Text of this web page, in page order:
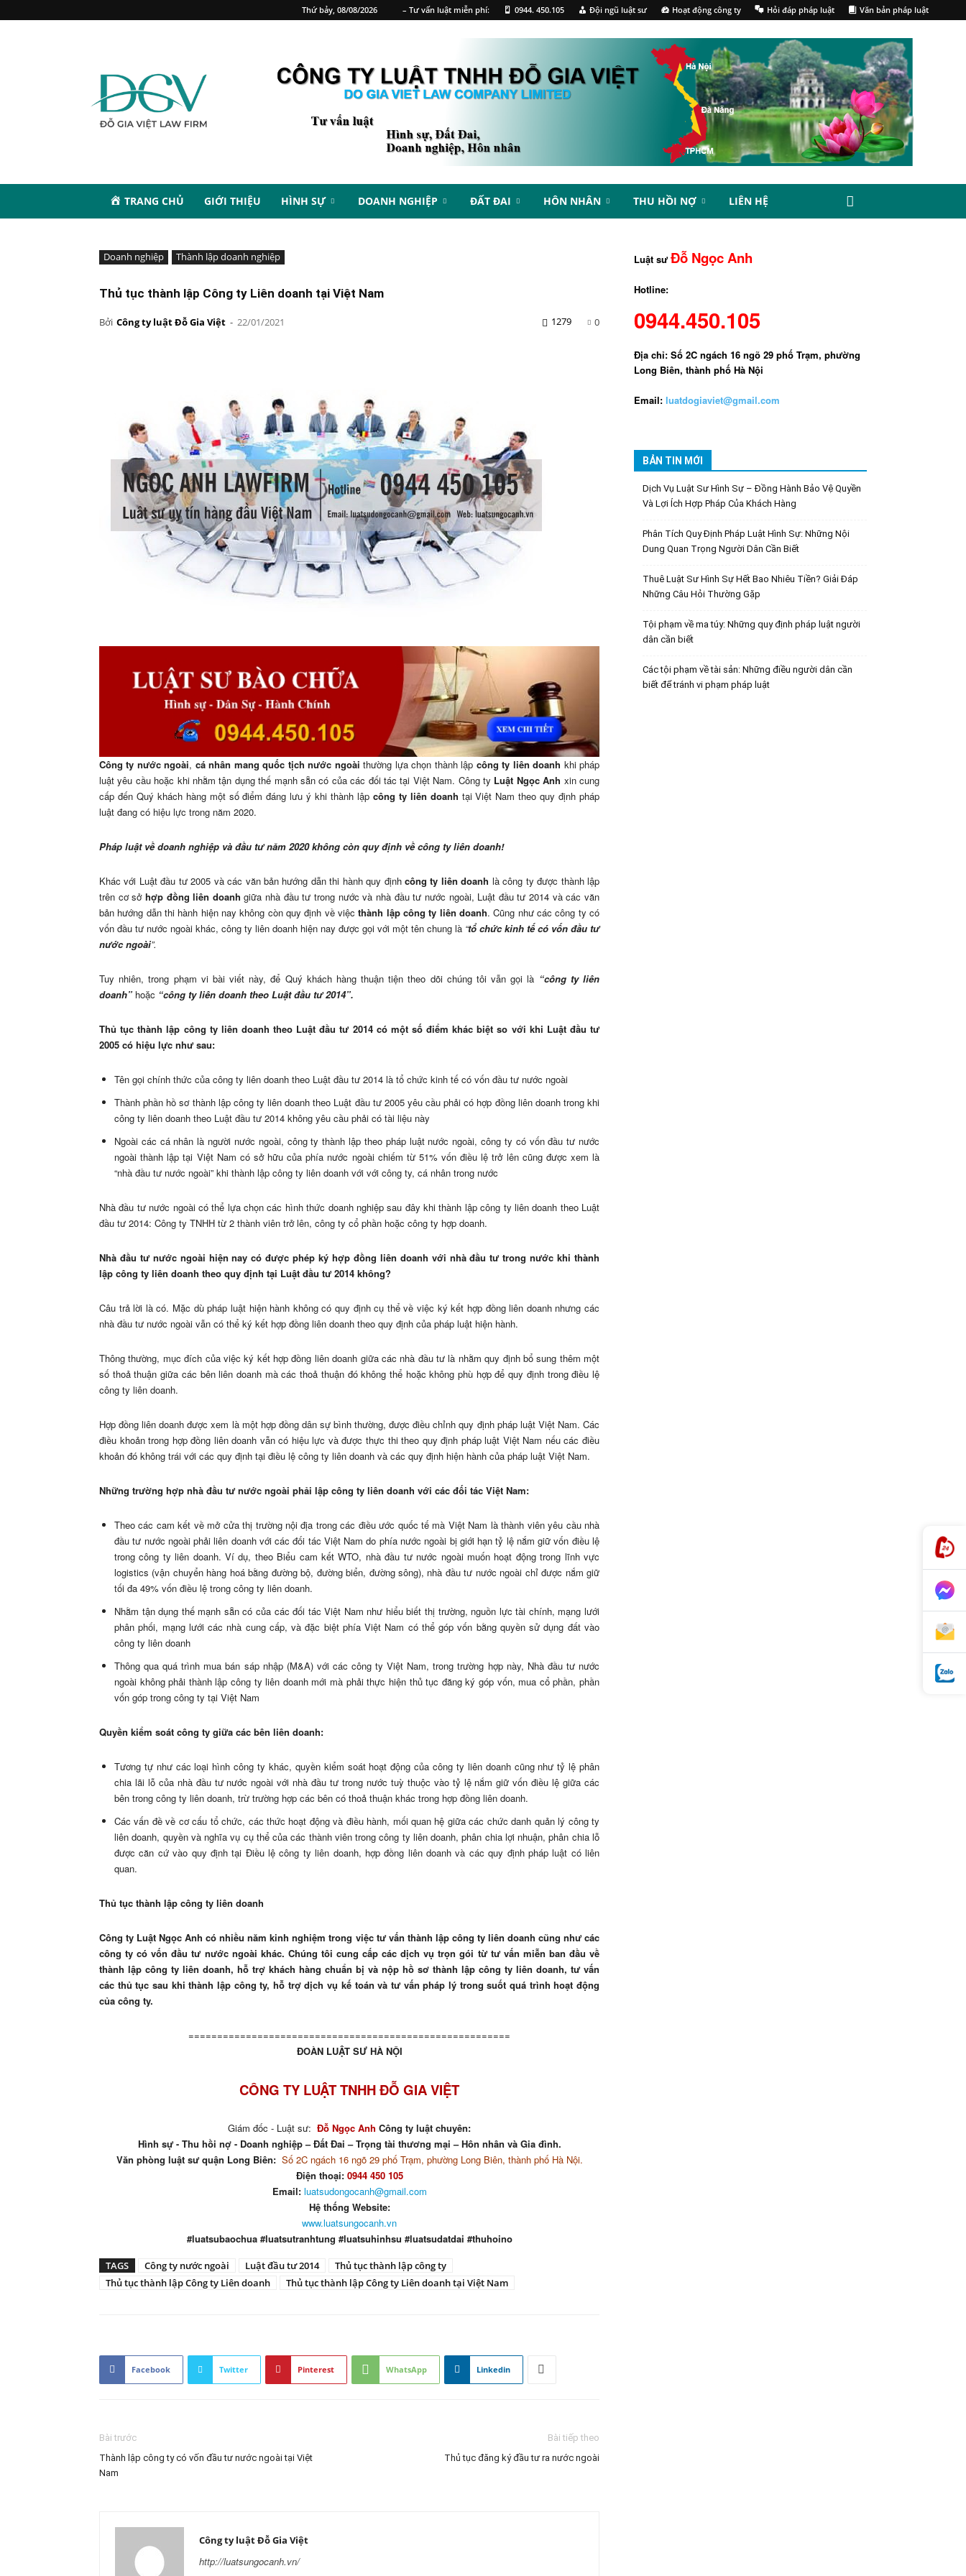
Thứ bảy, 08/08/2026 – Tư vấn luật miễn phí: 0944. 450.105 Đội ngũ luật sư Hoạt động công ty Hỏi đáp pháp luật Văn bản pháp luật
TRANG CHỦ GIỚI THIỆU HÌNH SỰ DOANH NGHIỆP ĐẤT ĐAI HÔN NHÂN THU HỒI NỢ LIÊN HỆ
Doanh nghiệp Thành lập doanh nghiệp
Thủ tục thành lập Công ty Liên doanh tại Việt Nam
Bởi Công ty luật Đỗ Gia Việt - 22/01/2021 0
1279
Công ty nước ngoài, cá nhân mang quốc tịch nước ngoài thường lựa chọn thành lập công ty liên doanh khi pháp
luật yêu cầu hoặc khi nhằm tận dụng thế mạnh sẵn có của các đối tác tại Việt Nam. Công ty Luật Ngọc Anh xin cung
cấp đến Quý khách hàng một số điểm đáng lưu ý khi thành lập công ty liên doanh tại Việt Nam theo quy định pháp
luật đang có hiệu lực trong năm 2020.
Pháp luật về doanh nghiệp và đầu tư năm 2020 không còn quy định về công ty liên doanh!
Khác với Luật đầu tư 2005 và các văn bản hướng dẫn thi hành quy địnhcông ty liên doanh là công ty được thành lập
trên cơ sở hợp đồng liên doanh giữa nhà đầu tư trong nước và nhà đầu tư nước ngoài, Luật đầu tư 2014 và các văn
bản hướng dẫn thi hành hiện nay không còn quy định về việcthành lập công ty liên doanh. Cũng như các công ty có
vốn đầu tư nước ngoài khác, công ty liên doanh hiện nay được gọi với một tên chung là “tổ chức kinh tế có vốn đầu tư
nước ngoài”.
Tuy nhiên, trong phạm vi bài viết này, để Quý khách hàng thuận tiện theo dõi chúng tôi vẫn gọi là “công ty liên
doanh” hoặc “công ty liên doanh theo Luật đầu tư 2014”.
Thủ tục thành lập công ty liên doanh theo Luật đầu tư 2014 có một số điểm khác biệt so với khi Luật đầu tư
2005 có hiệu lực như sau:
Tên gọi chính thức của công ty liên doanh theo Luật đầu tư 2014 là tổ chức kinh tế có vốn đầu tư nước ngoài
Thành phần hồ sơ thành lập công ty liên doanh theo Luật đầu tư 2005 yêu cầu phải có hợp đồng liên doanh trong khi
công ty liên doanh theo Luật đầu tư 2014 không yêu cầu phải có tài liệu này
Ngoài các cá nhân là người nước ngoài, công ty thành lập theo pháp luật nước ngoài, công ty có vốn đầu tư nước
ngoài thành lập tại Việt Nam có sở hữu của phía nước ngoài chiếm từ 51% vốn điều lệ trở lên cũng được xem là
“nhà đầu tư nước ngoài” khi thành lập công ty liên doanh với với công ty, cá nhân trong nước
Nhà đầu tư nước ngoài có thể lựa chọn các hình thức doanh nghiệp sau đây khi thành lập công ty liên doanh theo Luật
đầu tư 2014: Công ty TNHH từ 2 thành viên trở lên, công ty cổ phần hoặc công ty hợp doanh.
Nhà đầu tư nước ngoài hiện nay có được phép ký hợp đồng liên doanh với nhà đầu tư trong nước khi thành
lập công ty liên doanh theo quy định tại Luật đầu tư 2014 không?
Câu trả lời là có. Mặc dù pháp luật hiện hành không có quy định cụ thể về việc ký kết hợp đồng liên doanh nhưng các
nhà đầu tư nước ngoài vẫn có thể ký kết hợp đồng liên doanh theo quy định của pháp luật hiện hành.
Thông thường, mục đích của việc ký kết hợp đồng liên doanh giữa các nhà đầu tư là nhằm quy định bổ sung thêm một
số thoả thuận giữa các bên liên doanh mà các thoả thuận đó không thể hoặc không phù hợp để quy định trong điều lệ
công ty liên doanh.
Hợp đồng liên doanh được xem là một hợp đồng dân sự bình thường, được điều chỉnh quy định pháp luật Việt Nam. Các
điều khoản trong hợp đồng liên doanh vẫn có hiệu lực và được thực thi theo quy định pháp luật Việt Nam nếu các điều
khoản đó không trái với các quy định tại điều lệ công ty liên doanh và các quy định hiện hành của pháp luật Việt Nam.
Những trường hợp nhà đầu tư nước ngoài phải lập công ty liên doanh với các đối tác Việt Nam:
Theo các cam kết về mở cửa thị trường nội địa trong các điều ước quốc tế mà Việt Nam là thành viên yêu cầu nhà
đầu tư nước ngoài phải liên doanh với các đối tác Việt Nam do phía nước ngoài bị giới hạn tỷ lệ nắm giữ vốn điều lệ
trong công ty liên doanh. Ví dụ, theo Biểu cam kết WTO, nhà đầu tư nước ngoài muốn hoạt động trong lĩnh vực
logistics (vận chuyển hàng hoá bằng đường bộ, đường biển, đường sông), nhà đầu tư nước ngoài chỉ được nắm giữ
tối đa 49% vốn điều lệ trong công ty liên doanh.
Nhằm tận dụng thế mạnh sẵn có của các đối tác Việt Nam như hiểu biết thị trường, nguồn lực tài chính, mạng lưới
phân phối, mạng lưới các nhà cung cấp, và đặc biệt phía Việt Nam có thể góp vốn bằng quyền sử dụng đất vào
công ty liên doanh
Thông qua quá trình mua bán sáp nhập (M&A) với các công ty Việt Nam, trong trường hợp này, Nhà đầu tư nước
ngoài không phải thành lập công ty liên doanh mới mà phải thực hiện thủ tục đăng ký góp vốn, mua cổ phần, phần
vốn góp trong công ty tại Việt Nam
Quyền kiểm soát công ty giữa các bên liên doanh:
Tương tự như các loại hình công ty khác, quyền kiểm soát hoạt động của công ty liên doanh cũng như tỷ lệ phân
chia lãi lỗ của nhà đầu tư nước ngoài với nhà đầu tư trong nước tuỳ thuộc vào tỷ lệ nắm giữ vốn điều lệ giữa các
bên trong công ty liên doanh, trừ trường hợp các bên có thoả thuận khác trong hợp đồng liên doanh.
Các vấn đề về cơ cấu tổ chức, các thức hoạt động và điều hành, mối quan hệ giữa các chức danh quản lý công ty
liên doanh, quyền và nghĩa vụ cụ thể của các thành viên trong công ty liên doanh, phân chia lợi nhuận, phân chia lỗ
được căn cứ vào quy định tại Điều lệ công ty liên doanh, hợp đồng liên doanh và các quy định pháp luật có liên
quan.
Thủ tục thành lập công ty liên doanh
Công ty Luật Ngọc Anh có nhiều năm kinh nghiệm trong việc tư vấn thành lập công ty liên doanh cũng như các
công ty có vốn đầu tư nước ngoài khác. Chúng tôi cung cấp các dịch vụ trọn gói từ tư vấn miễn ban đầu về
thành lập công ty liên doanh, hỗ trợ khách hàng chuẩn bị và nộp hồ sơ thành lập công ty liên doanh, tư vấn
các thủ tục sau khi thành lập công ty, hỗ trợ dịch vụ kế toán và tư vấn pháp lý trong suốt quá trình hoạt động
của công ty.
========================================================
ĐOÀN LUẬT SƯ HÀ NỘI
CÔNG TY LUẬT TNHH ĐỖ GIA VIỆT
Giám đốc - Luật sư: Đỗ Ngọc Anh Công ty luật chuyên:
Hình sự - Thu hồi nợ - Doanh nghiệp – Đất Đai – Trọng tài thương mại – Hôn nhân và Gia đình.
Văn phòng luật sư quận Long Biên: Số 2C ngách 16 ngõ 29 phố Trạm, phường Long Biên, thành phố Hà Nội.
Điện thoại: 0944 450 105
Email: luatsudongocanh@gmail.com
Hệ thống Website:
www.luatsungocanh.vn
#luatsubaochua #luatsutranhtung #luatsuhinhsu #luatsudatdai #thuhoino
TAGS Công ty nước ngoài Luật đầu tư 2014
Thủ tục thành lập công ty
Thủ tục thành lập Công ty Liên doanh
Thủ tục thành lập Công ty Liên doanh tại Việt Nam
Facebook Twitter Pinterest WhatsApp Linkedin
Bài trước
Thành lập công ty có vốn đầu tư nước ngoài tại Việt
Nam
Bài tiếp theo
Thủ tục đăng ký đầu tư ra nước ngoài
Công ty luật Đỗ Gia Việt
http://luatsungocanh.vn/
Luật sưĐỗ Ngọc Anh
Hotline:
0944.450.105
Địa chỉ: Số 2C ngách 16 ngõ 29 phố Trạm, phường
Long Biên, thành phố Hà Nội
Email: luatdogiaviet@gmail.com
BẢN TIN MỚI
Dịch Vụ Luật Sư Hình Sự – Đồng Hành Bảo Vệ Quyền
Và Lợi Ích Hợp Pháp Của Khách Hàng
Phân Tích Quy Định Pháp Luật Hình Sự: Những Nội
Dung Quan Trọng Người Dân Cần Biết
Thuê Luật Sư Hình Sự Hết Bao Nhiêu Tiền? Giải Đáp
Những Câu Hỏi Thường Gặp
Tội phạm về ma túy: Những quy định pháp luật người
dân cần biết
Các tội phạm về tài sản: Những điều người dân cần
biết để tránh vi phạm pháp luật